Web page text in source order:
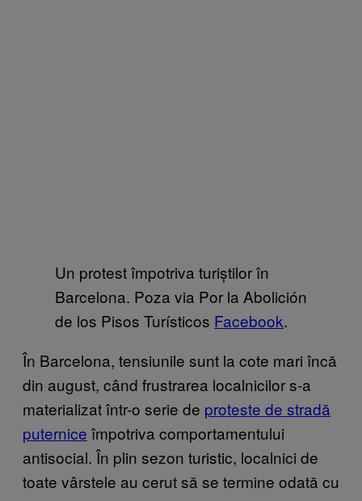
Un protest împotriva turiștilor în
Barcelona. Poza via Por la Abolición
de los Pisos Turísticos Facebook.
În Barcelona, tensiunile sunt la cote mari încă
din august, când frustrarea localnicilor s-a
materializat într-o serie de proteste de stradă
puternice împotriva comportamentului
antisocial. În plin sezon turistic, localnici de
toate vârstele au cerut să se termine odată cu